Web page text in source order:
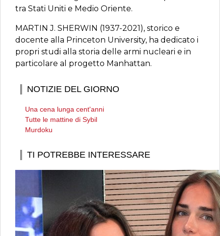
tra Stati Uniti e Medio Oriente.
MARTIN J. SHERWIN (1937-2021), storico e
docente alla Princeton University, ha dedicato i
propri studi alla storia delle armi nucleari e in
particolare al progetto Manhattan.
NOTIZIE DEL GIORNO
Una cena lunga cent'anni
Tutte le mattine di Sybil
Murdoku
TI POTREBBE INTERESSARE